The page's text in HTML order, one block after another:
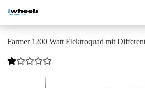
Farmer 1200 Watt Elektroquad mit